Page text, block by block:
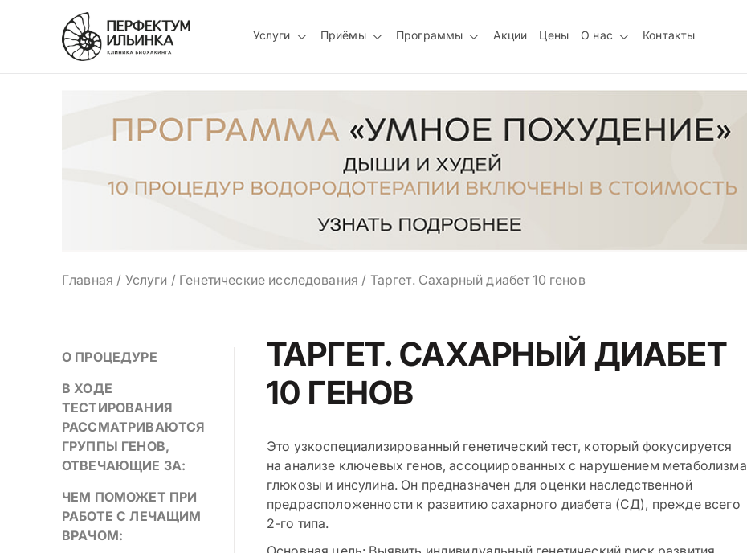
Услуги Приёмы Программы Акции Цены О нас Контакты
Главная / Услуги / Генетические исследования / Таргет. Сахарный диабет 10 генов
О ПРОЦЕДУРЕ
В ХОДЕ
ТЕСТИРОВАНИЯ
РАССМАТРИВАЮТСЯ
ГРУППЫ ГЕНОВ,
ОТВЕЧАЮЩИЕ ЗА:
ЧЕМ ПОМОЖЕТ ПРИ
РАБОТЕ С ЛЕЧАЩИМ
ВРАЧОМ:
ТАРГЕТ. САХАРНЫЙ ДИАБЕТ
10 ГЕНОВ
Это узкоспециализированный генетический тест, который фокусируется
на анализе ключевых генов, ассоциированных с нарушением метаболизма
глюкозы и инсулина. Он предназначен для оценки наследственной
предрасположенности к развитию сахарного диабета (СД), прежде всего
2-го типа.